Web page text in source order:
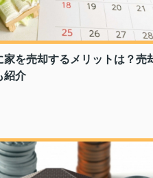
家を売却するメリットは？売
紹介